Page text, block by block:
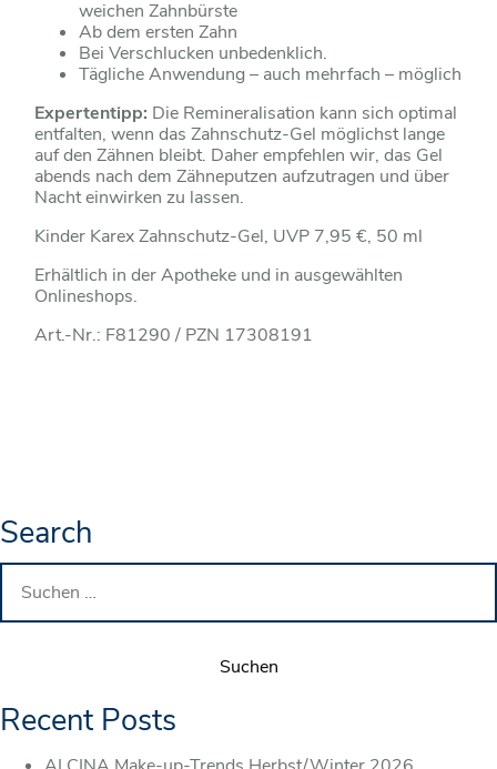
weichen Zahnbürste
Ab dem ersten Zahn
Bei Verschlucken unbedenklich.
Tägliche Anwendung – auch mehrfach – möglich
Expertentipp: Die Remineralisation kann sich optimal
entfalten, wenn das Zahnschutz-Gel möglichst lange
auf den Zähnen bleibt. Daher empfehlen wir, das Gel
abends nach dem Zähneputzen aufzutragen und über
Nacht einwirken zu lassen.
Kinder Karex Zahnschutz-Gel, UVP 7,95 €, 50 ml
Erhältlich in der Apotheke und in ausgewählten
Onlineshops.
Art.-Nr.: F81290 / PZN 17308191
Search
Suchen
Recent Posts